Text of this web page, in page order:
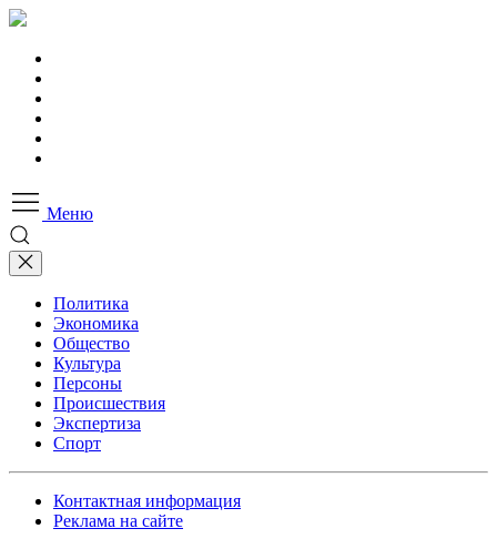
Меню
Политика
Экономика
Общество
Культура
Персоны
Происшествия
Экспертиза
Спорт
Контактная информация
Реклама на сайте